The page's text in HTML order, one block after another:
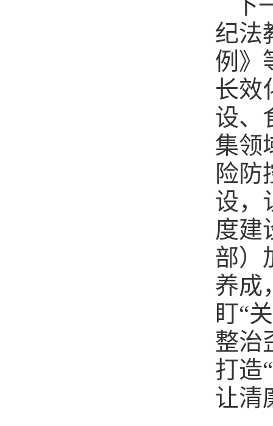
纪法
例》
长效
设、
集领
险防
设，
度建
部）
养成
盯“
整治
打造
让清